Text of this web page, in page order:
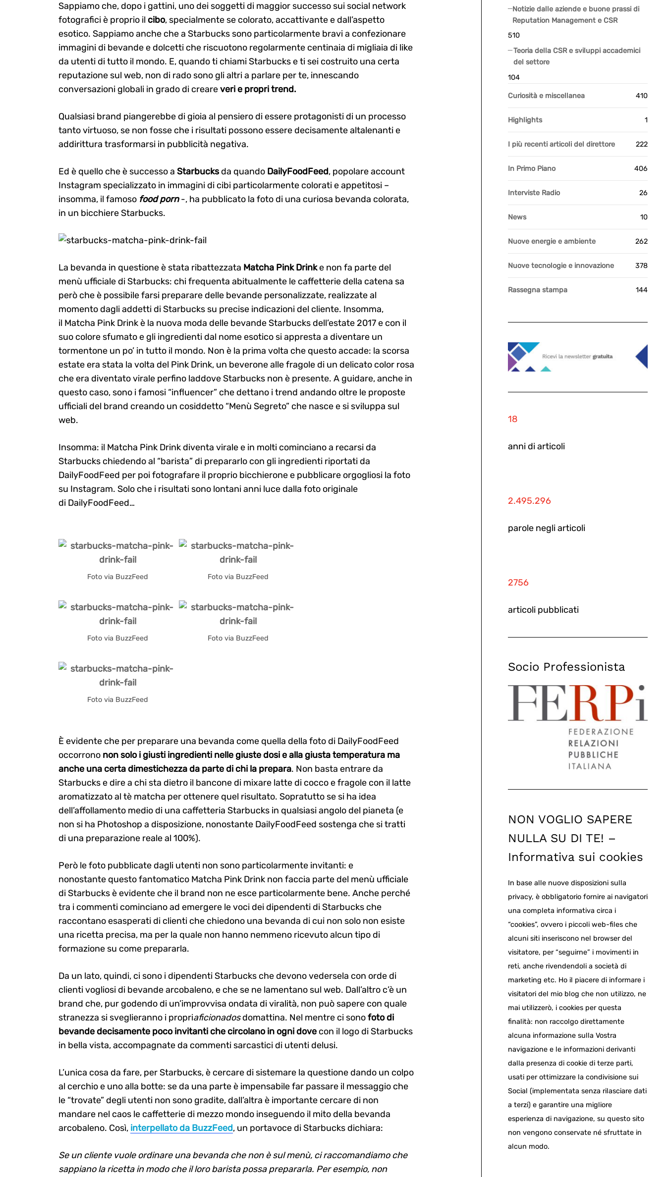
Sappiamo che, dopo i gattini, uno dei soggetti di maggior successo sui social network
fotografici è proprio il cibo, specialmente se colorato, accattivante e dall’aspetto
esotico. Sappiamo anche che a Starbucks sono particolarmente bravi a confezionare
immagini di bevande e dolcetti che riscuotono regolarmente centinaia di migliaia di like
da utenti di tutto il mondo. E, quando ti chiami Starbucks e ti sei costruito una certa
reputazione sul web, non di rado sono gli altri a parlare per te, innescando
conversazioni globali in grado di creareveri e propri trend.
Qualsiasi brand piangerebbe di gioia al pensiero di essere protagonisti di un processo
tanto virtuoso, se non fosse che i risultati possono essere decisamente altalenanti e
addirittura trasformarsi in pubblicità negativa.
Ed è quello che è successo a Starbucksda quando DailyFoodFeed, popolare account
Instagram specializzato in immagini di cibi particolarmente colorati e appetitosi –
insomma, il famoso food porn-, ha pubblicato la foto di una curiosa bevanda colorata,
in un bicchiere Starbucks.
La bevanda in questione è stata ribattezzata Matcha Pink Drinke non fa parte del
menù ufficiale di Starbucks: chi frequenta abitualmente le caffetterie della catena sa
però che è possibile farsi preparare delle bevande personalizzate, realizzate al
momento dagli addetti di Starbucks su precise indicazioni del cliente. Insomma,
il Matcha Pink Drink è la nuova moda delle bevande Starbucks dell’estate 2017 e con il
suo colore sfumato e gli ingredienti dal nome esotico si appresta a diventare un
tormentone un po’ in tutto il mondo. Non è la prima volta che questo accade: la scorsa
estate era stata la volta del Pink Drink, un beverone alle fragole di un delicato color rosa
che era diventato virale perfino laddove Starbucks non è presente. A guidare, anche in
questo caso, sono i famosi “influencer” che dettano i trend andando oltre le proposte
ufficiali del brand creando un cosiddetto “Menù Segreto” che nasce e si sviluppa sul
web.
Insomma: il Matcha Pink Drink diventa virale e in molti cominciano a recarsi da
Starbucks chiedendo al “barista” di prepararlo con gli ingredienti riportati da
DailyFoodFeed per poi fotografare il proprio bicchierone e pubblicare orgogliosi la foto
su Instagram. Solo che i risultati sono lontani anni luce dalla foto originale
di DailyFoodFeed…
Foto via BuzzFeed Foto via BuzzFeed
Foto via BuzzFeed Foto via BuzzFeed
Foto via BuzzFeed
È evidente che per preparare una bevanda come quella della foto di DailyFoodFeed
occorrono non solo i giusti ingredienti nelle giuste dosi e alla giusta temperatura ma
anche una certa dimestichezza da parte di chi la prepara. Non basta entrare da
Starbucks e dire a chi sta dietro il bancone di mixare latte di cocco e fragole con il latte
aromatizzato al tè matcha per ottenere quel risultato. Sopratutto se si ha idea
dell’affollamento medio di una caffetteria Starbucks in qualsiasi angolo del pianeta (e
non si ha Photoshop a disposizione, nonostante DailyFoodFeed sostenga che si tratti
di una preparazione reale al 100%).
Però le foto pubblicate dagli utenti non sono particolarmente invitanti: e
nonostante questo fantomatico Matcha Pink Drink non faccia parte del menù ufficiale
di Starbucks è evidente che il brand non ne esce particolarmente bene. Anche perché
tra i commenti cominciano ad emergere le voci dei dipendenti di Starbucks che
raccontano esasperati di clienti che chiedono una bevanda di cui non solo non esiste
una ricetta precisa, ma per la quale non hanno nemmeno ricevuto alcun tipo di
formazione su come prepararla.
Da un lato, quindi, ci sono i dipendenti Starbucks che devono vedersela con orde di
clienti vogliosi di bevande arcobaleno, e che se ne lamentano sul web. Dall’altro c’è un
brand che, pur godendo di un’improvvisa ondata di viralità, non può sapere con quale
stranezza si sveglieranno i propriaficionadosdomattina. Nel mentre ci sonofoto di
bevande decisamente poco invitanti che circolano in ogni dovecon il logo di Starbucks
in bella vista, accompagnate da commenti sarcastici di utenti delusi.
L’unica cosa da fare, per Starbucks, è cercare di sistemare la questione dando un colpo
al cerchio e uno alla botte: se da una parte è impensabile far passare il messaggio che
le “trovate” degli utenti non sono gradite, dall’altra è importante cercare di non
mandare nel caos le caffetterie di mezzo mondo inseguendo il mito della bevanda
arcobaleno. Così, interpellato da BuzzFeed, un portavoce di Starbucks dichiara:
Se un cliente vuole ordinare una bevanda che non è sul menù, ci raccomandiamo che
sappiano la ricetta in modo che il loro barista possa prepararla. Per esempio, non
Notizie dalle aziende e buone prassi di
Reputation Management e CSR
510
Teoria della CSR e sviluppi accademici
del settore
104
Curiosità e miscellanea 410
Highlights 1
I più recenti articoli del direttore 222
In Primo Piano 406
Interviste Radio 26
News 10
Nuove energie e ambiente 262
Nuove tecnologie e innovazione 378
Rassegna stampa 144
18
anni di articoli
2.495.296
parole negli articoli
2756
articoli pubblicati
Socio Professionista
NON VOGLIO SAPERE
NULLA SU DI TE! –
Informativa sui cookies
In base alle nuove disposizioni sulla
privacy, è obbligatorio fornire ai navigatori
una completa informativa circa i
“cookies”, ovvero i piccoli web-files che
alcuni siti inseriscono nel browser del
visitatore, per “seguirne” i movimenti in
reti, anche rivendendoli a società di
marketing etc. Ho il piacere di informare i
visitatori del mio blog che non utilizzo, ne
mai utilizzerò, i cookies per questa
finalità: non raccolgo direttamente
alcuna informazione sulla Vostra
navigazione e le informazioni derivanti
dalla presenza di cookie di terze parti,
usati per ottimizzare la condivisione sui
Social (implementata senza rilasciare dati
a terzi) e garantire una migliore
esperienza di navigazione, su questo sito
non vengono conservate né sfruttate in
alcun modo.
Search
for: